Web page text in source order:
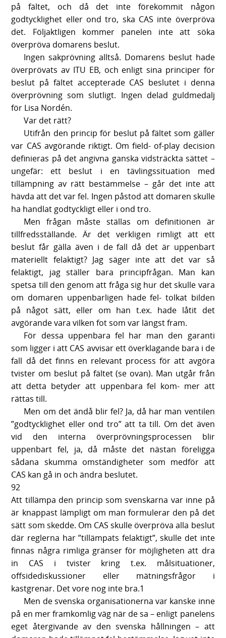
på fältet, och då det inte förekommit någon
godtycklighet eller ond tro, ska CAS inte överpröva
det. Följaktligen kommer panelen inte att söka
överpröva domarens beslut.
Ingen sakprövning alltså. Domarens beslut hade
överprövats av ITU EB, och enligt sina principer för
beslut på fältet accepterade CAS beslutet i denna
överprövning som slutligt. Ingen delad guldmedalj
för Lisa Nordén.
Var det rätt?
Utifrån den princip för beslut på fältet som gäller
var CAS avgörande riktigt. Om field- of-play decision
definieras på det angivna ganska vidsträckta sättet –
ungefär: ett beslut i en tävlingssituation med
tillämpning av rätt bestämmelse – går det inte att
hävda att det var fel. Ingen påstod att domaren skulle
ha handlat godtyckligt eller i ond tro.
Men frågan måste ställas om definitionen är
tillfredsställande. Är det verkligen rimligt att ett
beslut får gälla även i de fall då det är uppenbart
materiellt felaktigt? Jag säger inte att det var så
felaktigt, jag ställer bara principfrågan. Man kan
spetsa till den genom att fråga sig hur det skulle vara
om domaren uppenbarligen hade fel- tolkat bilden
på något sätt, eller om han t.ex. hade låtit det
avgörande vara vilken fot som var längst fram.
För dessa uppenbara fel har man den garanti
som ligger i att CAS avvisar ett överklagande bara i de
fall då det finns en relevant process för att avgöra
tvister om beslut på fältet (se ovan). Man utgår från
att detta betyder att uppenbara fel kom- mer att
rättas till.
Men om det ändå blir fel? Ja, då har man ventilen
”godtycklighet eller ond tro” att ta till. Om det även
vid den interna överprövningsprocessen blir
uppenbart fel, ja, då måste det nästan föreligga
sådana skumma omständigheter som medför att
CAS kan gå in och ändra beslutet.
92
Att tillämpa den princip som svenskarna var inne på
är knappast lämpligt om man formulerar den på det
sätt som skedde. Om CAS skulle överpröva alla beslut
där reglerna har ”tillämpats felaktigt”, skulle det inte
finnas några rimliga gränser för möjligheten att dra
in CAS i tvister kring t.ex. målsituationer,
offsidediskussioner eller mätningsfrågor i
kastgrenar. Det vore nog inte bra.1
Men de svenska organisationerna var kanske inne
på en mer framkomlig väg när de sa – enligt panelens
eget återgivande av den svenska hållningen – att